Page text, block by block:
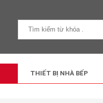
THIẾT BỊ NHÀ BẾP